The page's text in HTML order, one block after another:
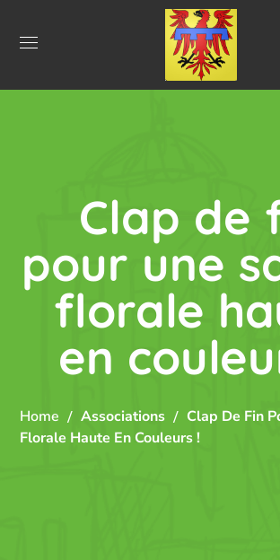
Clap de
pour une
florale
en
Home Associations
Clap De Fin
Florale Haute En Couleurs !